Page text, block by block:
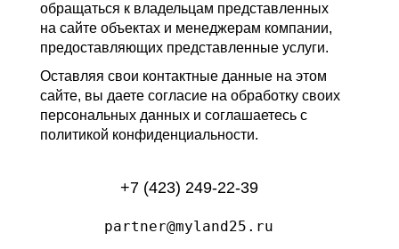
обращаться к владельцам представленных
на сайте объектах и менеджерам компании,
предоставляющих представленные услуги.
Оставляя свои контактные данные на этом
сайте, вы даете согласие на обработку своих
персональных данных и соглашаетесь с
политикой конфиденциальности.
+7 (423) 249-22-39
partner@myland25.ru